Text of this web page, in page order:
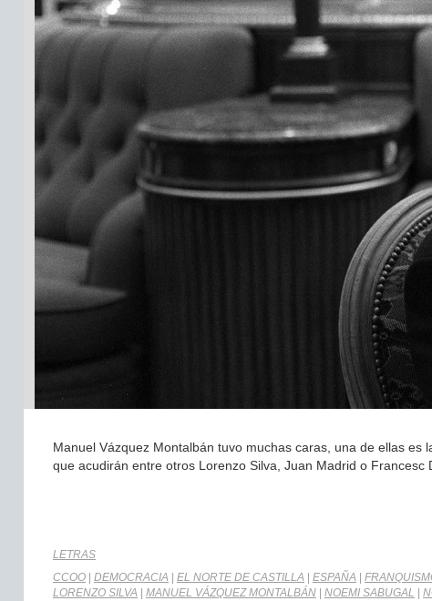
Manuel Vázquez Montalbán tuvo muchas caras, una de ellas
que acudirán entre otros Lorenzo Silva, Juan Madrid o Francesc
LETRAS
CCOO
DEMOCRACIA EL NORTE DE CASTILLA ESPAÑA
LORENZO SILVA
MANUEL VÁZQUEZ MONTALBÁN NOEMI SABUGAL